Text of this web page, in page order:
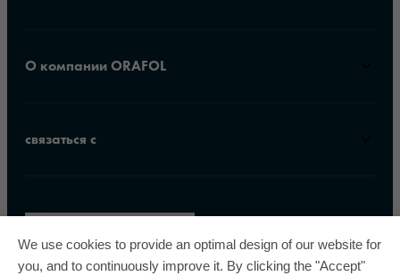
О компании ORAFOL
связаться с
We use cookies to provide an optimal design of our website for
you, and to continuously improve it. By clicking the "Accept"